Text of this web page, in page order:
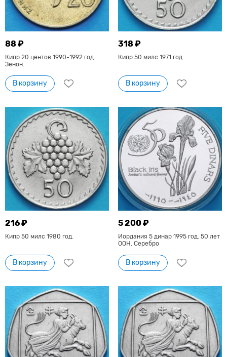
88 ₽
Кипр 20 центов 1990-1992 год.
Зенон.
В корзину
318 ₽
Кипр 50 милс 1971 год.
В корзину
216 ₽
Кипр 50 милс 1980 год.
В корзину
5 200 ₽
Иордания 5 динар 1995 год. 50 лет
ООН. Серебро
В корзину